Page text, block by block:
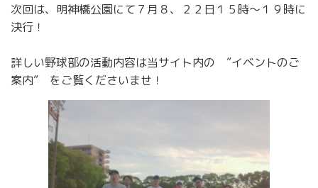
次回は、明神橋公園にて７月８、２２日１５時～１９時に
決行！
詳しい野球部の活動内容は当サイト内の ”イベントのご
案内” をご覧くださいませ！